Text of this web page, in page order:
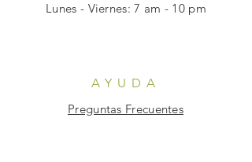
Lunes - Viernes: 7 am - 10 pm
AYUDA
Preguntas Frecuentes